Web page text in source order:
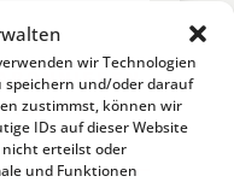
wir Technologien
speichern und/oder darauf
zustimmst, können wir
IDs auf dieser Website
erteilst oder
und Funktionen